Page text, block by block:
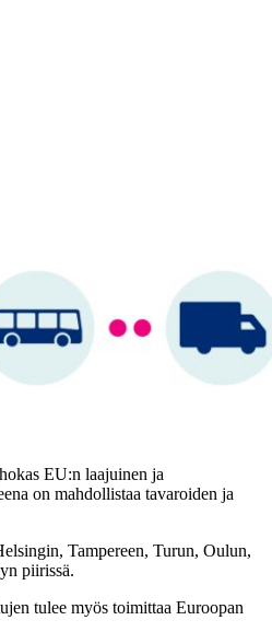
EU:n laajuinen ja
on mahdollistaa tavaroiden ja
Tampereen, Turun, Oulun,
piirissä.
tulee myös toimittaa Euroopan